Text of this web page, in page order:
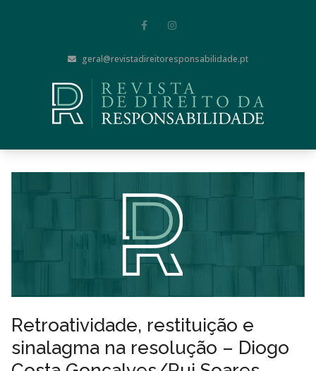
geral@revistadireitoresponsabilidade.pt
Retroatividade, restituição e
sinalagma na resolução – Diogo